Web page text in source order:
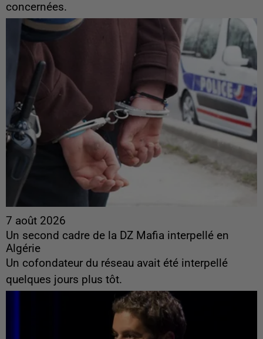
concernées.
7 août 2026
Un second cadre de la DZ Mafia interpellé en
Algérie
Un cofondateur du réseau avait été interpellé
quelques jours plus tôt.